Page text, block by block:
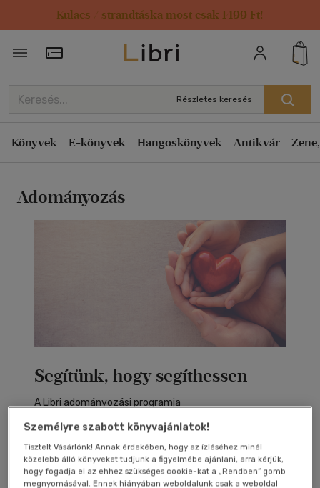
Kulacs / strandtáska most csak 1499 Ft!
Törzsvásárlói Kártya adatai
Részletes keresés
Könyvek E-könyvek Hangoskönyvek Antikvár
Adományozás
Segítünk, hogy segíthessen
A Libri adományozási programja
Támogasd a Kikapcs. Alapítvány
Személyre szabott könyvajánlatok!
Tisztelt Vásárlónk! Annak érdekében, hogy az ízléséhez minél
közelebb álló könyveket tudjunk a figyelmébe ajánlani, arra kérjük,
hogy fogadja el az ehhez szükséges cookie-kat a „Rendben” gomb
megnyomásával. Ennek hiányában weboldalunk csak a weboldal